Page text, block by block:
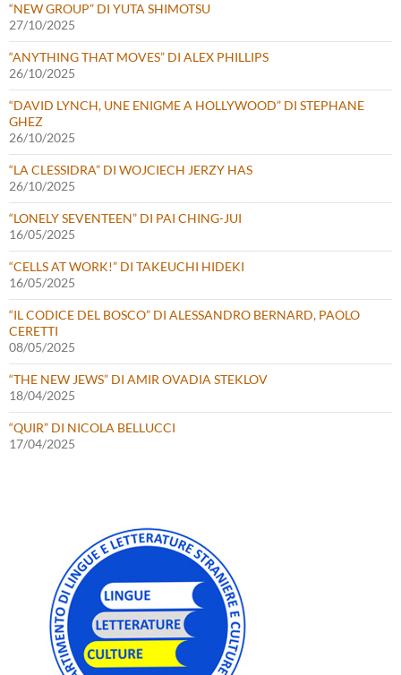
“NEW GROUP” DI YUTA SHIMOTSU
27/10/2025
“ANYTHING THAT MOVES” DI ALEX PHILLIPS
26/10/2025
“DAVID LYNCH, UNE ENIGME A HOLLYWOOD” DI STEPHANE
GHEZ
26/10/2025
“LA CLESSIDRA” DI WOJCIECH JERZY HAS
26/10/2025
“LONELY SEVENTEEN” DI PAI CHING-JUI
16/05/2025
“CELLS AT WORK!” DI TAKEUCHI HIDEKI
16/05/2025
“IL CODICE DEL BOSCO” DI ALESSANDRO BERNARD, PAOLO
CERETTI
08/05/2025
“THE NEW JEWS” DI AMIR OVADIA STEKLOV
18/04/2025
“QUIR” DI NICOLA BELLUCCI
17/04/2025